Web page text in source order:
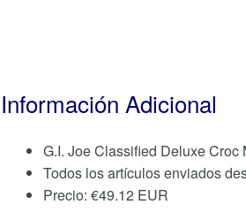
Información Adicional
G.I. Joe Classified Deluxe Croc
Todos los artículos enviados
Precio: €49.12 EUR